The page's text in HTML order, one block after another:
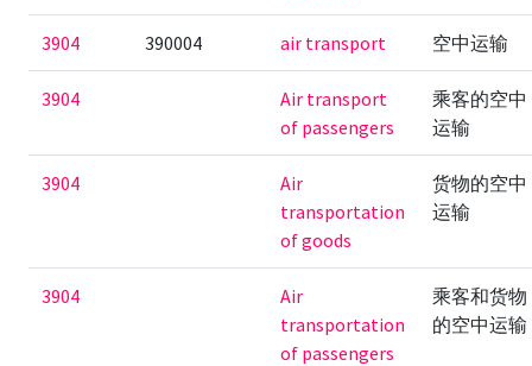
3904 390004 air transport 空中运输
3904
Air transport
of passengers
乘客的空中
运输
3904
Air
transportation
of goods
货物的空中
运输
3904
Air
transportation
of passengers
乘客和货物
的空中运输